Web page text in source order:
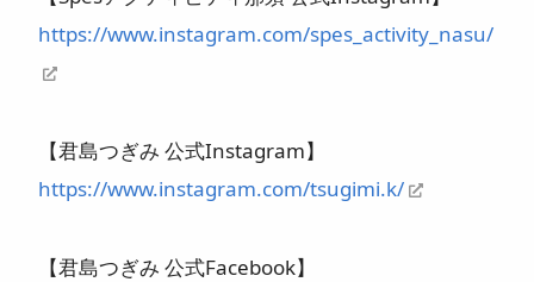
https://www.instagram.com/spes_activity_nasu/
【君島つぎみ 公式Instagram】
https://www.instagram.com/tsugimi.k/
【君島つぎみ 公式Facebook】